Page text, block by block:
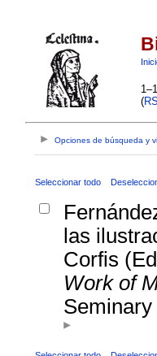
(
Opciones de búsqueda y
Seleccionar todo
las
Corfis
Work of